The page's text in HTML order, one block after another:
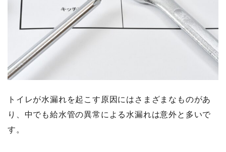
トイレが水漏れを起こす原因にはさまざまなものがあ
り、中でも給水管の異常による水漏れは意外と多いで
す。